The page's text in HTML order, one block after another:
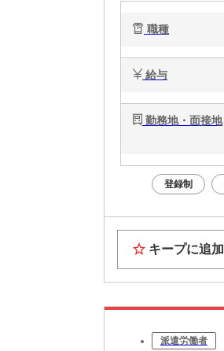
職種
給与
勤務地・面接地
登録制
キープに追加
派遣労働者